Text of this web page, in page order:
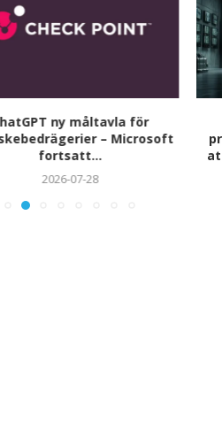
ny måltavla för
– Microsoft
fortsatt...
2026-07-28